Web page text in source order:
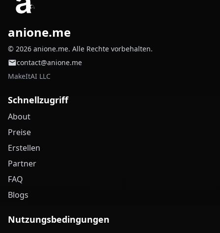
anione.me
© 2026 anione.me. Alle Rechte vorbehalten.
contact@anione.me
MakeItAI LLC
Schnellzugriff
About
Preise
Erstellen
Partner
FAQ
Blogs
Nutzungsbedingungen